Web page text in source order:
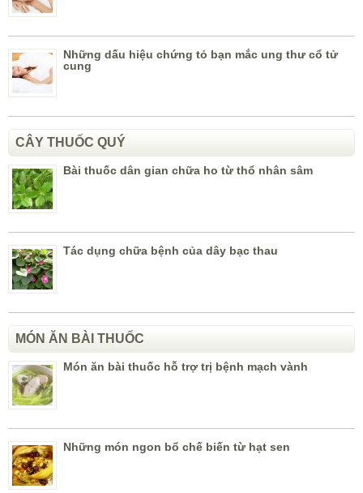
Những dấu hiệu chứng tỏ bạn mắc ung thư cổ tử
cung
CÂY THUỐC QUÝ
Bài thuốc dân gian chữa ho từ thổ nhân sâm
Tác dụng chữa bệnh của dây bạc thau
MÓN ĂN BÀI THUỐC
Món ăn bài thuốc hỗ trợ trị bệnh mạch vành
Những món ngon bổ chế biến từ hạt sen